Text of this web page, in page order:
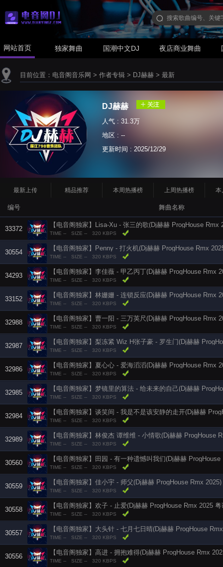
网站首页 独家舞曲 国潮中文DJ 夜店商业舞曲
目前位置： 电音阁音乐网 > 作者专辑 > DJ赫赫 > 最新
DJ赫赫
人气 : 31.3万
地区 : --
更新时间 : 2025/12/29
最新上传 精品推荐 本周热播榜 上周热播榜 本
编号 舞曲名称
33372
【电音阁独家】Lisa-Xu - 张三的歌(Dj赫赫 ProgHouse Rmx
TIME -- SIZE -- 320 KBPS
30554
【电音阁独家】Penny - 打火机(Dj赫赫 ProgHouse Rmx
TIME -- SIZE -- 320 KBPS
34293
【电音阁独家】李佳薇 - 甲乙丙丁(Dj赫赫 ProgHouse Rmx
TIME -- SIZE -- 320 KBPS
33152
【电音阁独家】林姗姗 - 连锁反应(Dj赫赫 ProgHouse Rmx
TIME -- SIZE -- 320 KBPS
32988
【电音阁独家】曹一阳 - 三万英尺(Dj赫赫 ProgHouse Rmx
TIME -- SIZE -- 320 KBPS
32987
【电音阁独家】梨冻紧 Wiz H张子豪 - 罗生门(Dj赫赫
TIME -- SIZE -- 320 KBPS
32986
【电音阁独家】夏心心 - 爱海滔滔(Dj赫赫 ProgHouse Rmx
TIME -- SIZE -- 320 KBPS
32985
【电音阁独家】梦镜里的算法 - 给未来的自己(Dj赫赫
TIME -- SIZE -- 320 KBPS
32984
【电音阁独家】谈笑间 - 我是不是该安静的走开(Dj赫赫
TIME -- SIZE -- 320 KBPS
32989
【电音阁独家】林俊杰 谭维维 - 小情歌(Dj赫赫 ProgHouse
TIME -- SIZE -- 320 KBPS
30560
【电音阁独家】田园 - 有一种遗憾叫我们(Dj赫赫 ProgHouse
TIME -- SIZE -- 320 KBPS
30559
【电音阁独家】佳小宇 - 师父(Dj赫赫 ProgHouse Rmx 2025)
TIME -- SIZE -- 320 KBPS
30558
【电音阁独家】欢子 - 止爱(Dj赫赫 ProgHouse Rmx 2025 粤
TIME -- SIZE -- 320 KBPS
30557
【电音阁独家】大头针 - 七月七日晴(Dj赫赫 ProgHouse
TIME -- SIZE -- 320 KBPS
30556
【电音阁独家】高进 - 拥抱难得(Dj赫赫 ProgHouse Rmx
TIME -- SIZE -- 320 KBPS